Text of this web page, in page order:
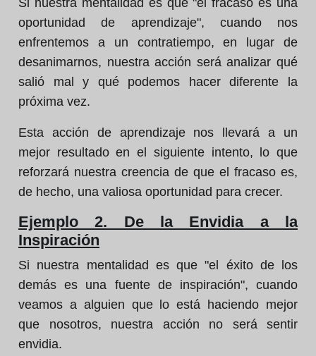
Si nuestra mentalidad es que "el fracaso es una
oportunidad de aprendizaje", cuando nos
enfrentemos a un contratiempo, en lugar de
desanimarnos, nuestra acción será analizar qué
salió mal y qué podemos hacer diferente la
próxima vez.
Esta acción de aprendizaje nos llevará a un
mejor resultado en el siguiente intento, lo que
reforzará nuestra creencia de que el fracaso es,
de hecho, una valiosa oportunidad para crecer.
Ejemplo 2. De la Envidia a la
Inspiración
Si nuestra mentalidad es que "el éxito de los
demás es una fuente de inspiración", cuando
veamos a alguien que lo está haciendo mejor
que nosotros, nuestra acción no será sentir
envidia.